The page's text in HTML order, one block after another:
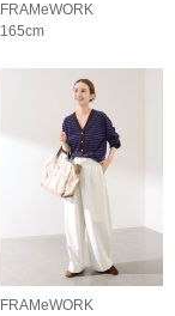
FRAMeWORK
165cm
FRAMeWORK